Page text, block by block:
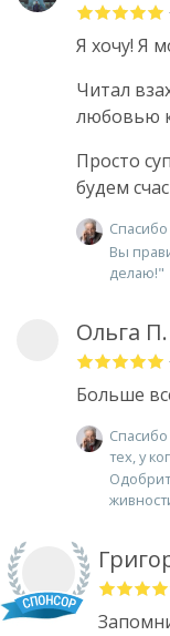
Я хочу! Я
Читал
любовью
Просто
будем
Вы
делаю!"
Ольга П.
Больше
тех, у